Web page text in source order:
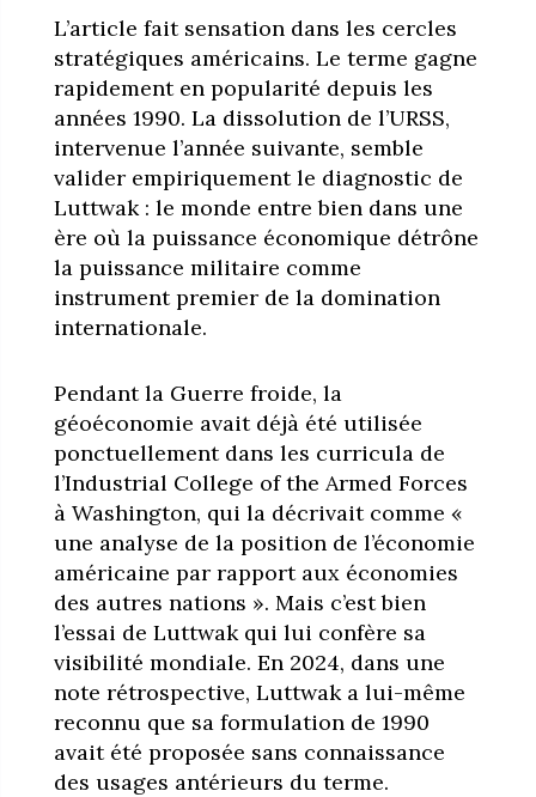
L’article fait sensation dans les cercles
stratégiques américains. Le terme gagne
rapidement en popularité depuis les
années 1990. La dissolution de l’URSS,
intervenue l’année suivante, semble
valider empiriquement le diagnostic de
Luttwak : le monde entre bien dans une
ère où la puissance économique détrône
la puissance militaire comme
instrument premier de la domination
internationale.
Pendant la Guerre froide, la
géoéconomie avait déjà été utilisée
ponctuellement dans les curricula de
l’Industrial College of the Armed Forces
à Washington, qui la décrivait comme «
une analyse de la position de l’économie
américaine par rapport aux économies
des autres nations ». Mais c’est bien
l’essai de Luttwak qui lui confère sa
visibilité mondiale. En 2024, dans une
note rétrospective, Luttwak a lui-même
reconnu que sa formulation de 1990
avait été proposée sans connaissance
des usages antérieurs du terme.